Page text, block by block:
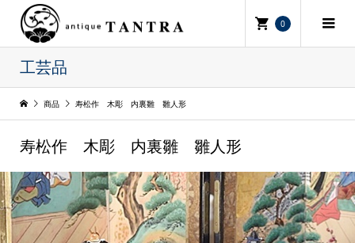
0
工芸品
商品 寿松作 木彫 内裏雛 雛人形
寿松作 木彫 内裏雛 雛人形